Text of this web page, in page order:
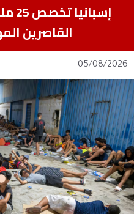
القاصرين
05/08/2026